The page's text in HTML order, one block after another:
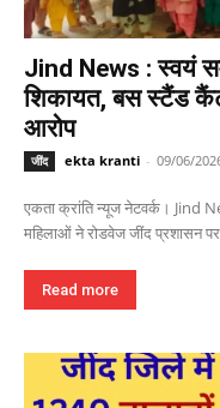
Jind News : स्वयं
शिकायत, बस स्टैंड
आरोप
जींद ekta kranti - 09/06/
एकता क्रांति न्यूज नेटवर्क। Jind
महिलाओं ने रोडवेज जींद प्रशासन
Read more